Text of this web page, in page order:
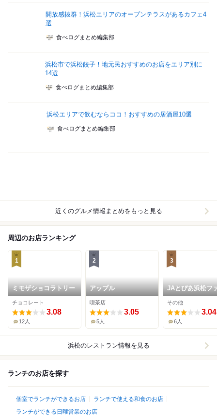
開放感抜群！浜松エリアのオープンテラスがあるカフェ4
選
食べログまとめ編集部
浜松市で浜松餃子！地元民おすすめのお店をエリア別に
14選
食べログまとめ編集部
浜松エリアで飲むならココ！おすすめの居酒屋10選
食べログまとめ編集部
近くのグルメ情報まとめをもっと見る
周辺のお店ランキング
1
ミモザショコラトリー
チョコレート
3.08
12人
2
アップル
喫茶店
3.05
5人
3
JAとぴあ浜松フ
マーズマーケッ
方原店
その他
3.04
6人
浜松のレストラン情報を見る
ランチのお店を探す
個室でランチができるお店
ランチで使える和食のお店
ランチができる日曜営業のお店